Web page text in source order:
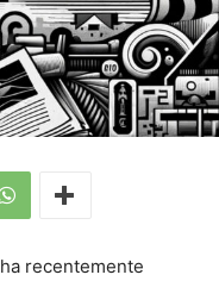
ha recentemente